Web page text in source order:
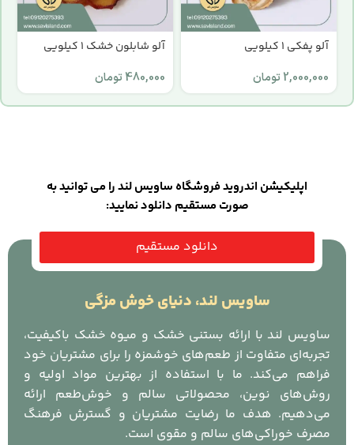
آلو پفکی 1 کیلویی
2,000,000 تومان
آلو شابلون خشک 1 کیلویی
480,000 تومان
اپلیکیشن اندروید فروشگاه ساویس لند را می توانید به
صورت مستقیم دانلود نمایید:
دانلود مستقیم
ساویس لند، دنیای خوش مزگی
ساویس لند با ارائه بستنی خشک و میوه خشک باکیفیت،
تجربه‌ای متفاوت از طعم‌های خوشمزه را برای مشتریان خود
فراهم می‌کند. ما با استفاده از بهترین مواد اولیه و
روش‌های نوین، محصولاتی سالم و خوش‌طعم ارائه
می‌دهیم. هدف ما رضایت مشتریان و گسترش فرهنگ
مصرف خوراکی‌های سالم و مقوی است.